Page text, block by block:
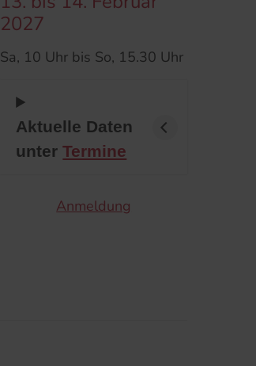
2027
Sa, 10 Uhr bis So, 15.30 Uhr
Aktuelle Daten
unterTermine
Anmeldung